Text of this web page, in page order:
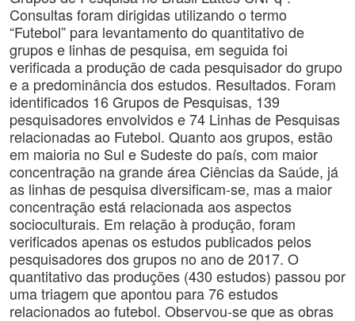
Consultas foram dirigidas utilizando o termo
“Futebol” para levantamento do quantitativo de
grupos e linhas de pesquisa, em seguida foi
verificada a produção de cada pesquisador do grupo
e a predominância dos estudos. Resultados. Foram
identificados 16 Grupos de Pesquisas, 139
pesquisadores envolvidos e 74 Linhas de Pesquisas
relacionadas ao Futebol. Quanto aos grupos, estão
em maioria no Sul e Sudeste do país, com maior
concentração na grande área Ciências da Saúde, já
as linhas de pesquisa diversificam-se, mas a maior
concentração está relacionada aos aspectos
socioculturais. Em relação à produção, foram
verificados apenas os estudos publicados pelos
pesquisadores dos grupos no ano de 2017. O
quantitativo das produções (430 estudos) passou por
uma triagem que apontou para 76 estudos
relacionados ao futebol. Observou-se que as obras